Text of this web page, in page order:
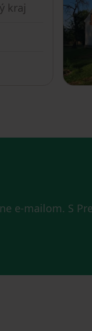
kraj
e-mailom. S